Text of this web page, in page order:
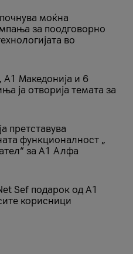
моќна
за поодговорно
во
A1 Македонија и 6
ја отворија темата за
претставува
функционалност „
за А1 Алфа
Sеf подарок од А1
корисници